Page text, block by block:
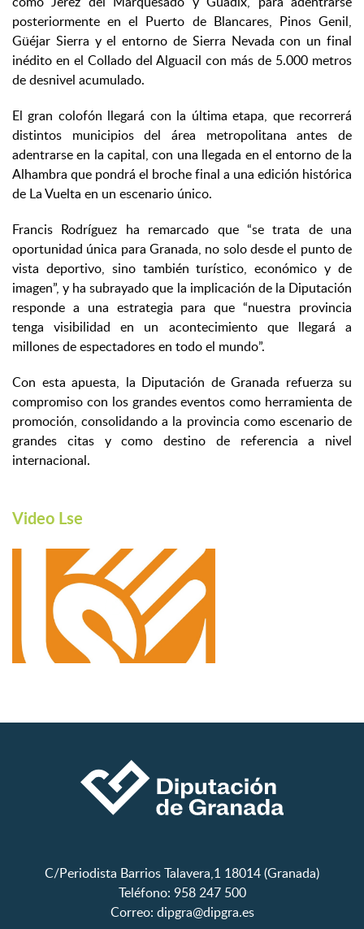
posteriormente en el Puerto de Blancares, Pinos Genil,
Güéjar Sierra y el entorno de Sierra Nevada con un final
inédito en el Collado del Alguacil con más de 5.000 metros
de desnivel acumulado.
El gran colofón llegará con la última etapa, que recorrerá
distintos municipios del área metropolitana antes de
adentrarse en la capital, con una llegada en el entorno de la
Alhambra que pondrá el broche final a una edición histórica
de La Vuelta en un escenario único.
Francis Rodríguez ha remarcado que “se trata de una
oportunidad única para Granada, no solo desde el punto de
vista deportivo, sino también turístico, económico y de
imagen”, y ha subrayado que la implicación de la Diputación
responde a una estrategia para que “nuestra provincia
tenga visibilidad en un acontecimiento que llegará a
millones de espectadores en todo el mundo”.
Con esta apuesta, la Diputación de Granada refuerza su
compromiso con los grandes eventos como herramienta de
promoción, consolidando a la provincia como escenario de
grandes citas y como destino de referencia a nivel
internacional.
Video Lse
C/Periodista Barrios Talavera,1 18014 (Granada)
Teléfono: 958 247 500
Correo: dipgra@dipgra.es